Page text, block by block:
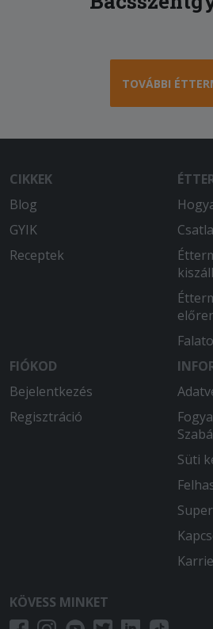
TOVÁBBI
CIKKEK
Blog
GYIK
Receptek
FIÓKOD
Bejelentkezés
Regisztráció
Süti
KÖVESS MINKET